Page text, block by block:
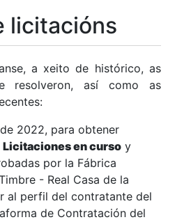
licitacións
a xeito de histórico, as
resolveron, así como as
2022, para obtener
Licitaciones en curso y
por la Fábrica
- Real Casa de la
al perfil del contratante del
de Contratación del